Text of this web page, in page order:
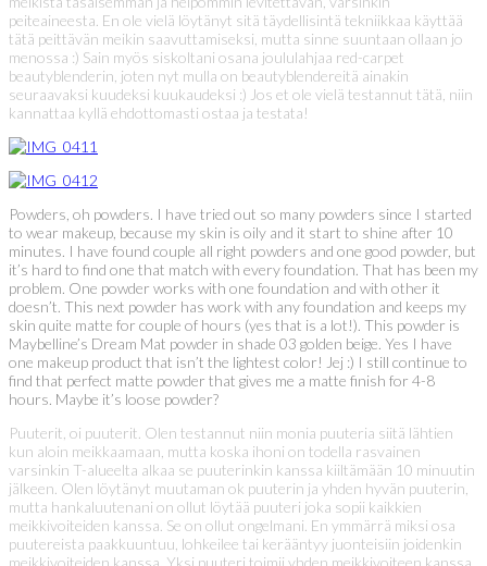
peiteaineesta. En ole vielä löytänyt sitä täydellisintä tekniikkaa käyttää
tätä peittävän meikin saavuttamiseksi, mutta sinne suuntaan ollaan jo
menossa :) Sain myös siskoltani osana joululahjaa red-carpet
beautyblenderin, joten nyt mulla on beautyblendereitä ainakin
seuraavaksi kuudeksi kuukaudeksi :) Jos et ole vielä testannut tätä, niin
kannattaa kyllä ehdottomasti ostaa ja testata!
Powders, oh powders. I have tried out so many powders since I started
to wear makeup, because my skin is oily and it start to shine after 10
minutes. I have found couple all right powders and one good powder, but
it’s hard to find one that match with every foundation. That has been my
problem. One powder works with one foundation and with other it
doesn’t. This next powder has work with any foundation and keeps my
skin quite matte for couple of hours (yes that is a lot!). This powder is
Maybelline’s Dream Mat powder in shade 03 golden beige. Yes I have
one makeup product that isn’t the lightest color! Jej :) I still continue to
find that perfect matte powder that gives me a matte finish for 4-8
hours. Maybe it’s loose powder?
Puuterit, oi puuterit. Olen testannut niin monia puuteria siitä lähtien
kun aloin meikkaamaan, mutta koska ihoni on todella rasvainen
varsinkin T-alueelta alkaa se puuterinkin kanssa kiiltämään 10 minuutin
jälkeen. Olen löytänyt muutaman ok puuterin ja yhden hyvän puuterin,
mutta hankaluutenani on ollut löytää puuteri joka sopii kaikkien
meikkivoiteiden kanssa. Se on ollut ongelmani. En ymmärrä miksi osa
puutereista paakkuuntuu, lohkeilee tai kerääntyy juonteisiin joidenkin
meikkivoiteiden kanssa. Yksi puuteri toimii yhden meikkivoiteen kanssa,